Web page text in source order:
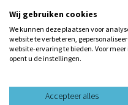
Willem-
land. Nu hoorde ik
interview met
1 reactie
Wij gebruiken cookies
We kunnen deze plaatsen voor
website te verbeteren,
website-ervaring te bieden. Voor
opent u de instellingen.
Accepteer alles